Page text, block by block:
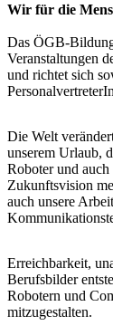
Wir für die
Das ÖGB-
Veranstaltungen
und richtet sich
Die Welt
unserem Urlaub,
Roboter und
Zukunftsvision
auch unsere
Erreichbarkeit,
Berufsbilder
Robotern und
mitzugestalten.